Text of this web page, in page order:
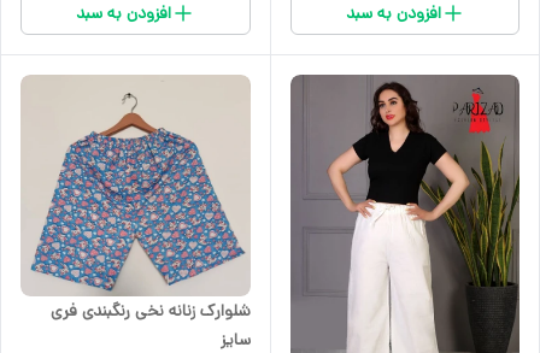
افزودن به سبد افزودن به سبد
شلوارک زنانه نخی رنگبندی فری
سایز